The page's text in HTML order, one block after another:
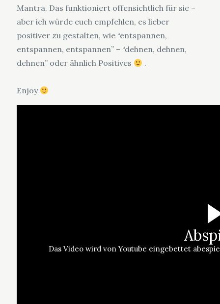
Mantra. Das funktioniert offensichtlich für sie –
aber ich würde euch empfehlen, es lieber
positiver zu gestalten, wie “entspannen,
entspannen, entspannen” – “dehnen, dehnen,
dehnen” oder ähnlich Positives
.
Enjoy
Das Video wird von Youtube eingebettet